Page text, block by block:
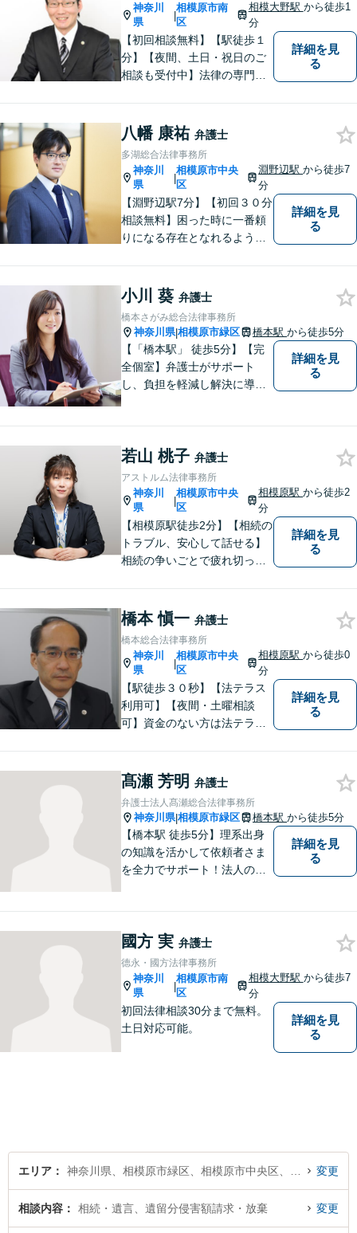
神奈川
県
|
相模原市南
区
相模大野駅 から徒歩1
分
【初回相談無料】【駅徒歩１
分】【夜間、土日・祝日のご
相談も受付中】法律の専門家
詳細を見
る
八幡 康祐 弁護士
多湖総合法律事務所
神奈川
県
|
相模原市中央
区
淵野辺駅から徒歩7
分
【淵野辺駅7分】【初回３０分
相談無料】困った時に一番頼
りになる存在となれるよう、
お電話の際に『ココナラ経由
で八幡弁護士に相談希望』と
お伝え下さい。
詳細を見
る
小川 葵 弁護士
橋本さがみ総合法律事務所
神奈川県|相模原市緑区 橋本駅 から徒歩5分
【「橋本駅」 徒歩5分】【完
全個室】弁護士がサポート
し、負担を軽減し解決に導き
はご相談いただき、今後の進
め方を一緒に考えましょう。
【法テラス利用可】
詳細を見
る
若山 桃子 弁護士
アストルム法律事務所
神奈川
県
|
相模原市中央
区
相模原駅から徒歩2
分
【相模原駅徒歩2分】【相続の
トラブル、安心して話せる】
相続の争いごとで疲れ切って
指します。遺産分割協議・遺
留分・調停・裁判にも対応。
詳細を見
る
橋本 愼一 弁護士
橋本総合法律事務所
神奈川
県
|
相模原市中央
区
相模原駅から徒歩0
分
【駅徒歩３０秒】【法テラス
利用可】【夜間・土曜相談
可】資金のない方は法テラス
す。住宅ローンの支払で悩ま
れている方も一度ご相談くだ
さい。最高の結果が出せるよ
う自己研鑽を怠らず質の高い
仕事を目指します。
詳細を見
る
髙瀬 芳明 弁護士
弁護士法人髙瀬総合法律事務所
神奈川県|相模原市緑区 橋本駅 から徒歩5分
【橋本駅 徒歩5分】理系出身
の知識を活かして依頼者さま
を全力でサポート！法人のお
したいことを整理しながら導
き出します。
詳細を見
る
國方 実 弁護士
德永・國方法律事務所
神奈川
県
|
相模原市南
区
相模大野駅 から徒歩7
分
初回法律相談30分まで無料。
土日対応可能。
詳細を見
る
エリア 変更
相談内容 相続・遺言、遺留分侵害額請求・放棄 変更